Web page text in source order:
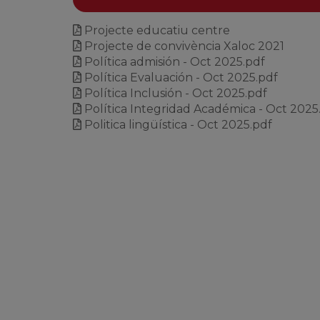
Projecte educatiu centre
Projecte de convivència Xaloc 2021
Política admisión - Oct 2025.pdf
Política Evaluación - Oct 2025.pdf
Política Inclusión - Oct 2025.pdf
Política Integridad Académica - Oct
Politica lingüística - Oct 2025.pdf